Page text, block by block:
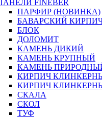
FINEBER
ПАРФИР (НОВИНКА)
БАВАРСКИЙ
БЛОК
ДОЛОМИТ
КАМЕНЬ ДИКИЙ
КАМЕНЬ КРУПНЫЙ
КАМЕНЬ
КИРПИЧ
КИРПИЧ
СКАЛА
СКОЛ
ТУФ